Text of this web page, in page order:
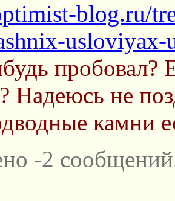
blog.ru/
usloviyax-
пробовал?
Надеюсь не
камни
-2